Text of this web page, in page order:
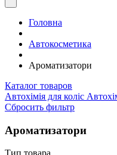
Головна
Автокосметика
Ароматизатори
Каталог товаров
Автохімія для коліс
Cбросить фильтр
Ароматизатори